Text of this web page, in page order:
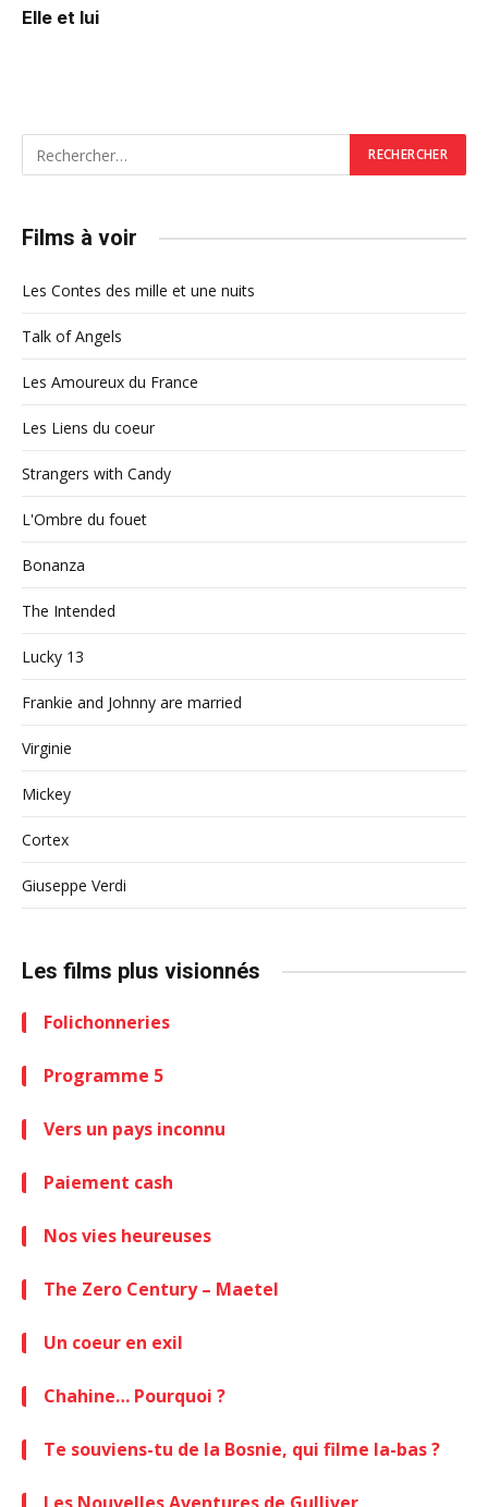
Elle et lui
Films à voir
Les Contes des mille et une nuits
Talk of Angels
Les Amoureux du France
Les Liens du coeur
Strangers with Candy
L'Ombre du fouet
Bonanza
The Intended
Lucky 13
Frankie and Johnny are married
Virginie
Mickey
Cortex
Giuseppe Verdi
Les films plus visionnés
Folichonneries
Programme 5
Vers un pays inconnu
Paiement cash
Nos vies heureuses
The Zero Century – Maetel
Un coeur en exil
Chahine… Pourquoi ?
Te souviens-tu de la Bosnie, qui filme la-bas ?